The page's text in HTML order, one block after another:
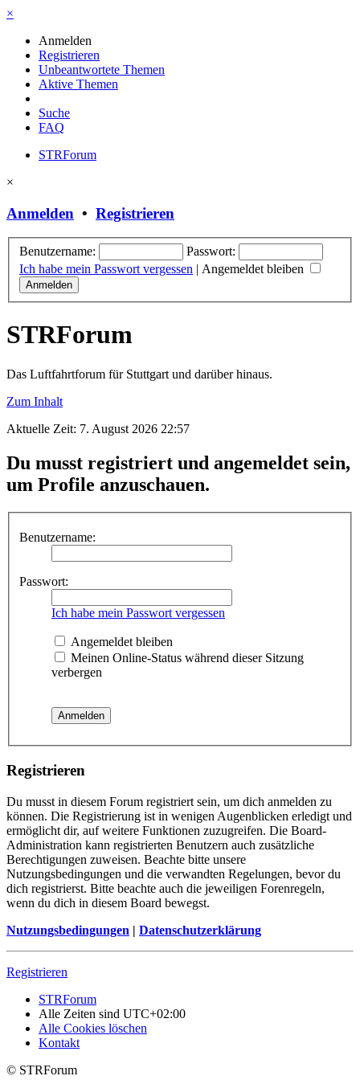
×
Anmelden
Registrieren
Unbeantwortete Themen
Aktive Themen
Suche
FAQ
STRForum
×
Anmelden • Registrieren
Benutzername:
Passwort:
Ich habe mein Passwort vergessen | Angemeldet bleiben
STRForum
Das Luftfahrtforum für Stuttgart und darüber hinaus.
Zum Inhalt
Aktuelle Zeit: 7. August 2026 22:57
Du musst registriert und angemeldet sein,
um Profile anzuschauen.
Benutzername:
Passwort:
Ich habe mein Passwort vergessen
Angemeldet bleiben
Meinen Online-Status während dieser Sitzung
verbergen
Registrieren
Du musst in diesem Forum registriert sein, um dich anmelden zu
können. Die Registrierung ist in wenigen Augenblicken erledigt und
ermöglicht dir, auf weitere Funktionen zuzugreifen. Die Board-
Administration kann registrierten Benutzern auch zusätzliche
Berechtigungen zuweisen. Beachte bitte unsere
Nutzungsbedingungen und die verwandten Regelungen, bevor du
dich registrierst. Bitte beachte auch die jeweiligen Forenregeln,
wenn du dich in diesem Board bewegst.
Nutzungsbedingungen | Datenschutzerklärung
Registrieren
STRForum
Alle Zeiten sind UTC+02:00
Alle Cookies löschen
Kontakt
© STRForum